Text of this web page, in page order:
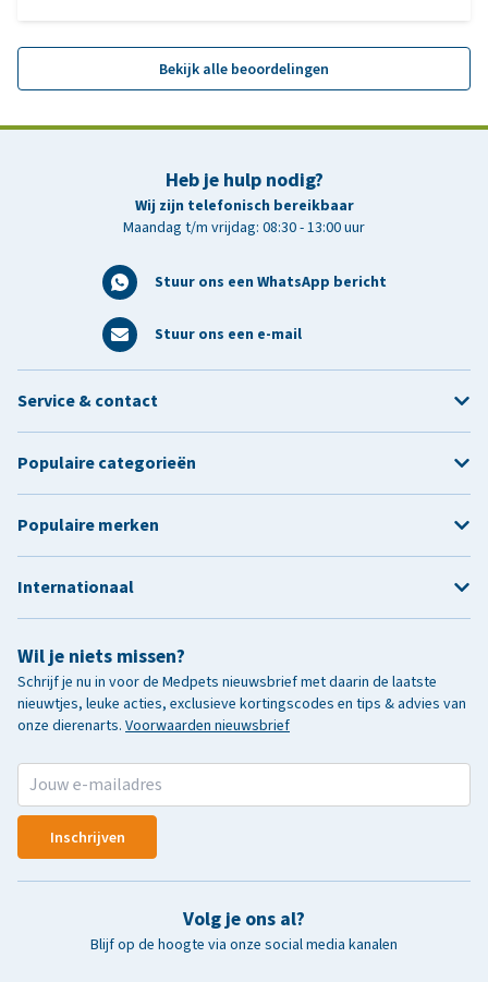
Bekijk alle beoordelingen
Heb je hulp nodig?
Wij zijn telefonisch bereikbaar
Maandag t/m vrijdag: 08:30 - 13:00 uur
Stuur ons een WhatsApp bericht
Stuur ons een e-mail
Wil je niets missen?
Schrijf je nu in voor de Medpets nieuwsbrief met daarin de laatste
nieuwtjes, leuke acties, exclusieve kortingscodes en tips & advies van
onze dierenarts. Voorwaarden nieuwsbrief
Inschrijven
Volg je ons al?
Blijf op de hoogte via onze social media kanalen
Service & contact
Populaire categorieën
Populaire merken
Internationaal